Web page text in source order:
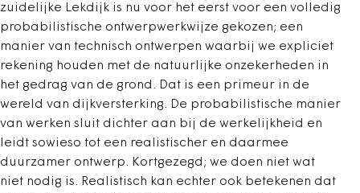
zuidelijke Lekdijk is nu voor het eerst voor een volledig
probabilistische ontwerpwerkwijze gekozen; een
manier van technisch ontwerpen waarbij we expliciet
rekening houden met de natuurlijke onzekerheden in
het gedrag van de grond. Dat is een primeur in de
wereld van dijkversterking. De probabilistische manier
van werken sluit dichter aan bij de werkelijkheid en
leidt sowieso tot een realistischer en daarmee
duurzamer ontwerp. Kortgezegd; we doen niet wat
niet nodig is. Realistisch kan echter ook betekenen dat